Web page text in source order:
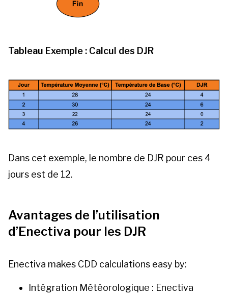
Tableau Exemple : Calcul des DJR
Dans cet exemple, le nombre de DJR pour ces 4
jours est de 12.
Avantages de l’utilisation
d’Enectiva pour les DJR
Enectiva makes CDD calculations easy by:
Intégration Météorologique : Enectiva